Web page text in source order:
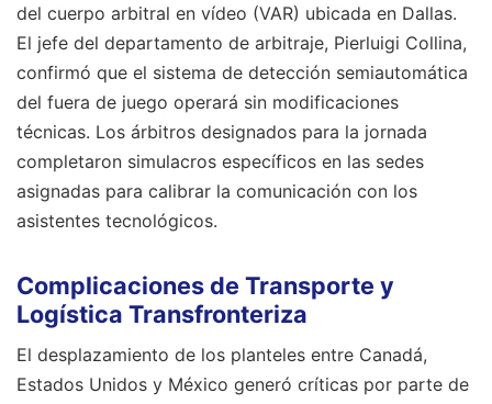
del cuerpo arbitral en vídeo (VAR) ubicada en Dallas.
El jefe del departamento de arbitraje, Pierluigi Collina,
confirmó que el sistema de detección semiautomática
del fuera de juego operará sin modificaciones
técnicas. Los árbitros designados para la jornada
completaron simulacros específicos en las sedes
asignadas para calibrar la comunicación con los
asistentes tecnológicos.
Complicaciones de Transporte y
Logística Transfronteriza
El desplazamiento de los planteles entre Canadá,
Estados Unidos y México generó críticas por parte de